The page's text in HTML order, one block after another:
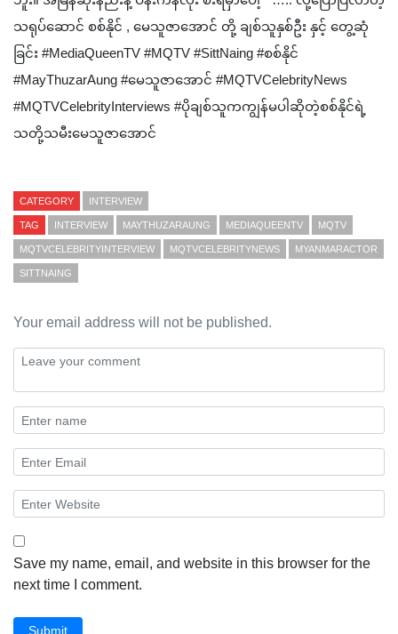
သရုပ်ဆောင် စစ်နိုင် , မေသူဇာအောင် တို့ ချစ်သူနှစ်ဦး နှင့် တွေ့ဆုံ
ခြင်း #MediaQueenTV #MQTV #SittNaing #စစ်နိုင်
#MayThuzarAung #မေသူဇာအောင် ‎#MQTVCelebrityNews
#MQTVCelebrityInterviews #ပိုချစ်သူကကျွန်မပါဆိုတဲ့စစ်နိုင်ရဲ့
သတို့သမီးမေသူဇာအောင်
CATEGORY INTERVIEW
TAG INTERVIEW MAYTHUZARAUNG MEDIAQUEENTV MQTV
MQTVCELEBRITYINTERVIEW MQTVCELEBRITYNEWS MYANMARACTOR
SITTNAING
Your email address will not be published.
Save my name, email, and website in this browser for the
next time I comment.
Submit